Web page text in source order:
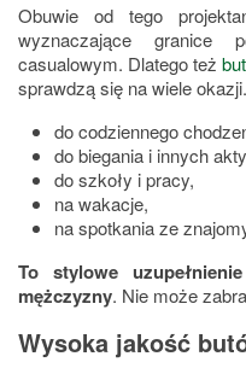
Obuwie od tego
wyznaczające granice
casualowym. Dlatego też
sprawdzą się na wiele
do codziennego
do biegania i innych
do szkoły i pracy,
na wakacje,
na spotkania ze
To stylowe
mężczyzny. Nie może
Wysoka jakość